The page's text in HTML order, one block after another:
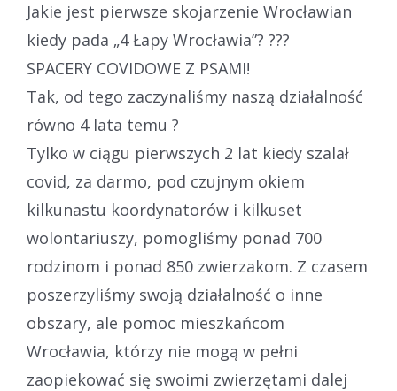
Jakie jest pierwsze skojarzenie Wrocławian
kiedy pada „4 Łapy Wrocławia”? ???
SPACERY COVIDOWE Z PSAMI!
Tak, od tego zaczynaliśmy naszą działalność
równo 4 lata temu ?
Tylko w ciągu pierwszych 2 lat kiedy szalał
covid, za darmo, pod czujnym okiem
kilkunastu koordynatorów i kilkuset
wolontariuszy, pomogliśmy ponad 700
rodzinom i ponad 850 zwierzakom. Z czasem
poszerzyliśmy swoją działalność o inne
obszary, ale pomoc mieszkańcom
Wrocławia, którzy nie mogą w pełni
zaopiekować się swoimi zwierzętami dalej